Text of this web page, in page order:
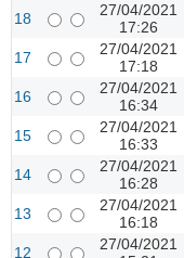
18
27/04/2021
17:26
17
27/04/2021
17:18
16
27/04/2021
16:34
15
27/04/2021
16:33
14
27/04/2021
16:28
13
27/04/2021
16:18
12
27/04/2021